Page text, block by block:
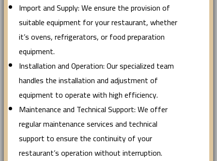
Import and Supply: We ensure the provision of
suitable equipment for your restaurant, whether
it’s ovens, refrigerators, or food preparation
equipment.
Installation and Operation: Our specialized team
handles the installation and adjustment of
equipment to operate with high efficiency.
Maintenance and Technical Support: We offer
regular maintenance services and technical
support to ensure the continuity of your
restaurant’s operation without interruption.